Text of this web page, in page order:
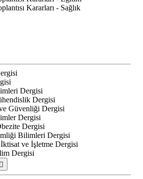
Kararları - Sağlık
Dergisi
Dergisi
Güvenliği Dergisi
Dergisi
Dergisi
Bilimleri Dergisi
ve İşletme Dergisi
Dergisi